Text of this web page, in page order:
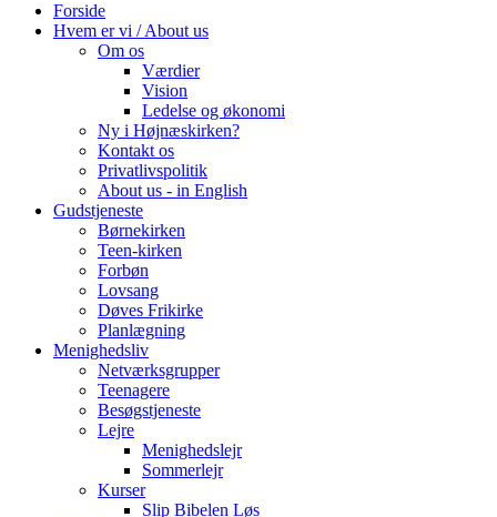
Forside
Hvem er vi / About us
Om os
Værdier
Vision
Ledelse og økonomi
Ny i Højnæskirken?
Kontakt os
Privatlivspolitik
About us - in English
Gudstjeneste
Børnekirken
Teen-kirken
Forbøn
Lovsang
Døves Frikirke
Planlægning
Menighedsliv
Netværksgrupper
Teenagere
Besøgstjeneste
Lejre
Menighedslejr
Sommerlejr
Kurser
Slip Bibelen Løs